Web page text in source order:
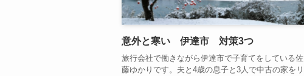
意外と寒い 伊達市 対策3つ
旅行会社で働きながら伊達市で子育てをしている佐
藤ゆかりです。夫と4歳の息子と3人で中古の家をリ